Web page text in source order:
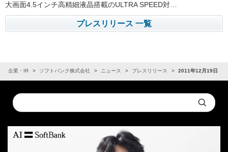
大画面4.5インチ高精細液晶搭載のULTRA SPEED対…
プレスリリース 一覧
企業・IR ソフトバンク株式会社 ニュース プレスリリース 2011年12月19日
Conduct
a
Submit